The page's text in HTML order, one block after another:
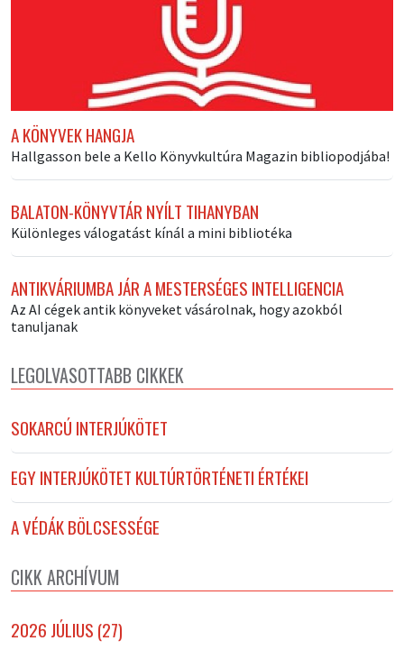
A KÖNYVEK HANGJA
Hallgasson bele a Kello Könyvkultúra Magazin bibliopodjába!
BALATON-KÖNYVTÁR NYÍLT TIHANYBAN
Különleges válogatást kínál a mini bibliotéka
ANTIKVÁRIUMBA JÁR A MESTERSÉGES INTELLIGENCIA
Az AI cégek antik könyveket vásárolnak, hogy azokból
tanuljanak
LEGOLVASOTTABB CIKKEK
SOKARCÚ INTERJÚKÖTET
EGY INTERJÚKÖTET KULTÚRTÖRTÉNETI ÉRTÉKEI
A VÉDÁK BÖLCSESSÉGE
CIKK ARCHÍVUM
2026 JÚLIUS (27)